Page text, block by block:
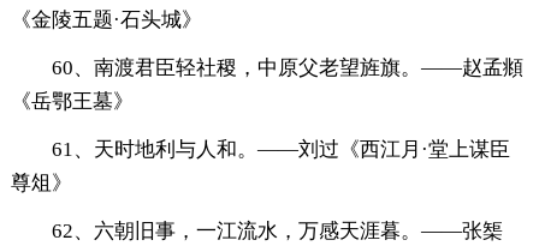
《金陵五题·石头城》
60、南渡君臣轻社稷，中原父老望旌旗。——赵孟頫
《岳鄂王墓》
61、天时地利与人和。——刘过《西江月·堂上谋臣
尊俎》
62、六朝旧事，一江流水，万感天涯暮。——张榘